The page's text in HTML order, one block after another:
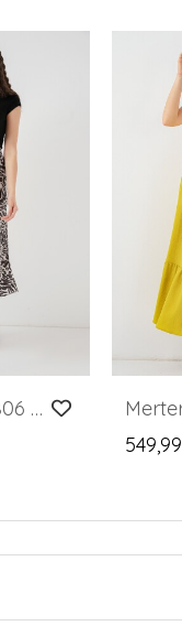
Merterium 15806 Saten Etek - K. Bej